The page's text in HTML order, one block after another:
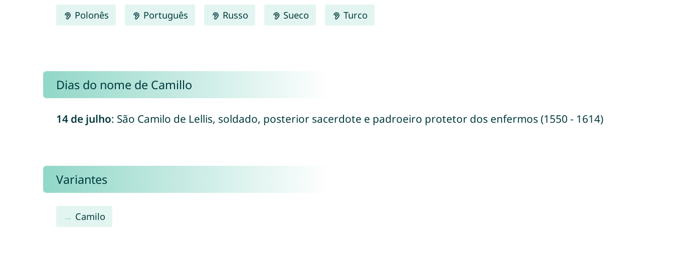
Polonês Português Russo Sueco Turco
Dias do nome de Camillo
14 de julho: São Camilo de Lellis, soldado, posterior sacerdote e padroeiro protetor dos enfermos (1550 - 1614)
Variantes
Camilo